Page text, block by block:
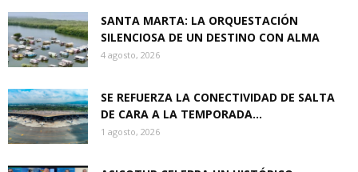
SANTA MARTA: LA ORQUESTACIÓN
SILENCIOSA DE UN DESTINO CON ALMA
4 agosto, 2026
SE REFUERZA LA CONECTIVIDAD DE SALTA
DE CARA A LA TEMPORADA...
1 agosto, 2026